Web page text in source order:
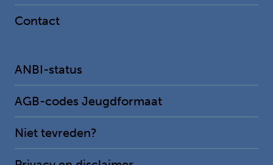
Contact
ANBI-status
AGB-codes Jeugdformaat
Niet tevreden?